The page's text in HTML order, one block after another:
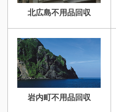
北広島不用品回収
岩内町不用品回収